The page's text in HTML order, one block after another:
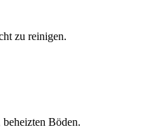
zu reinigen.
Böden.